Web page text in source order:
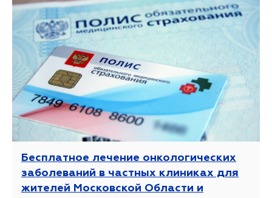
Бесплатное лечение онкологических
заболеваний в частных клиниках для
жителей Московской Области и